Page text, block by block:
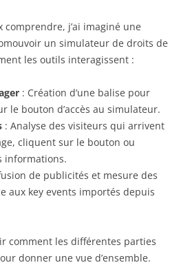
comprendre, j’ai imaginé une
un simulateur de droits de
les outils interagissent :
: Création d’une balise pour
le bouton d’accès au simulateur.
: Analyse des visiteurs qui arrivent
cliquent sur le bouton ou
informations.
de publicités et mesure des
aux key events importés depuis
comment les différentes parties
donner une vue d’ensemble.